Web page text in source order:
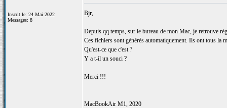
Inscrit le: 24 Mai 2022
Messages: 8
Bjr,
Depuis qq temps, sur le bureau de mon Mac, je retrouve
Ces fichiers sont générés automatiquement. Ils ont tous la
Qu'est-ce que c'est ?
Y a t-il un souci ?
Merci !!!
MacBookAir M1, 2020